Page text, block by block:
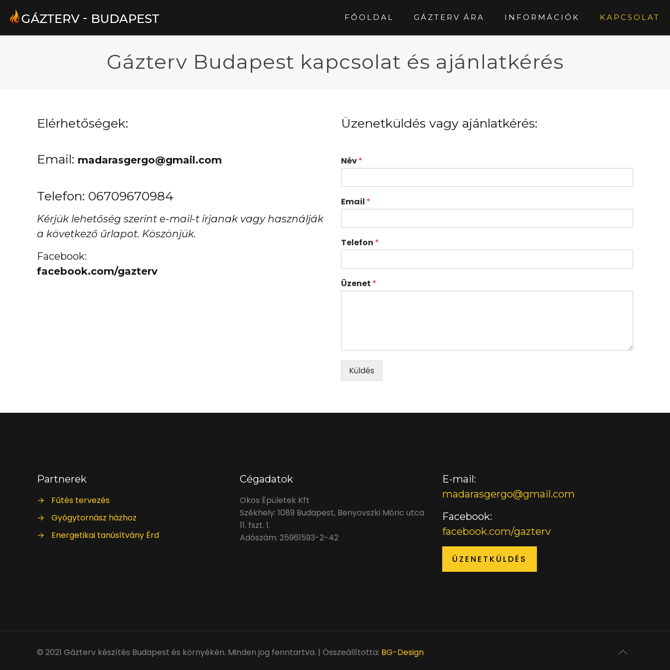
FŐOLDAL GÁZTERV ÁRA INFORMÁCIÓK KAPCSOLAT
Gázterv Budapest kapcsolat és ajánlatkérés
Elérhetőségek:
Email: madarasgergo@gmail.com
Telefon: 06709670984
Kérjük lehetőség szerint e-mail-t írjanak vagy használják
a következő űrlapot. Köszönjük.
Facebook:
facebook.com/gazterv
Üzenetküldés vagy ajánlatkérés:
Név*
Email *
Telefon *
Üzenet *
Küldés
Partnerek
→
Fűtés tervezés
→
Gyógytornász házhoz
→
Energetikai tanúsítvány Érd
Cégadatok
Okos Épületek Kft
Székhely: 1089 Budapest, Benyovszki Móric utca
11. fszt. 1.
Adószám: 25961593-2-42
E-mail:
madarasgergo@gmail.com
Facebook:
facebook.com/gazterv
ÜZENETKÜLDÉS
© 2021 Gázterv készítés Budapest és környékén. Minden jog fenntartva. | Összeállította: BG-Design